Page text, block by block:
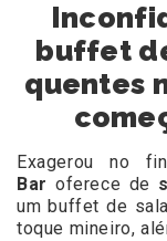
buffet
quentes
Exagerou no
Bar oferece de
um buffet de
toque mineiro,